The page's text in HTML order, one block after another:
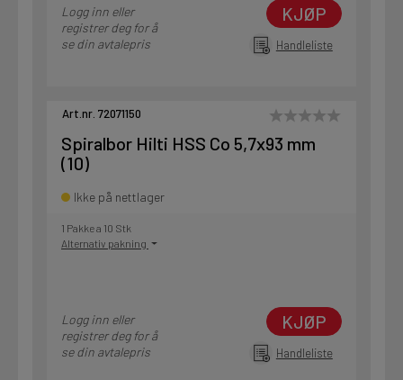
Logg inn eller
registrer deg for å
se din avtalepris
KJØP
Handleliste
Art.nr. 72071150
Spiralbor Hilti HSS Co 5,7x93 mm
(10)
Ikke på nettlager
1 Pakke a 10 Stk
Alternativ pakning
Logg inn eller
registrer deg for å
se din avtalepris
KJØP
Handleliste